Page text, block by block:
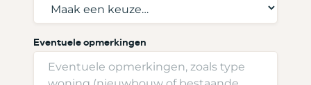
Eventuele opmerkingen